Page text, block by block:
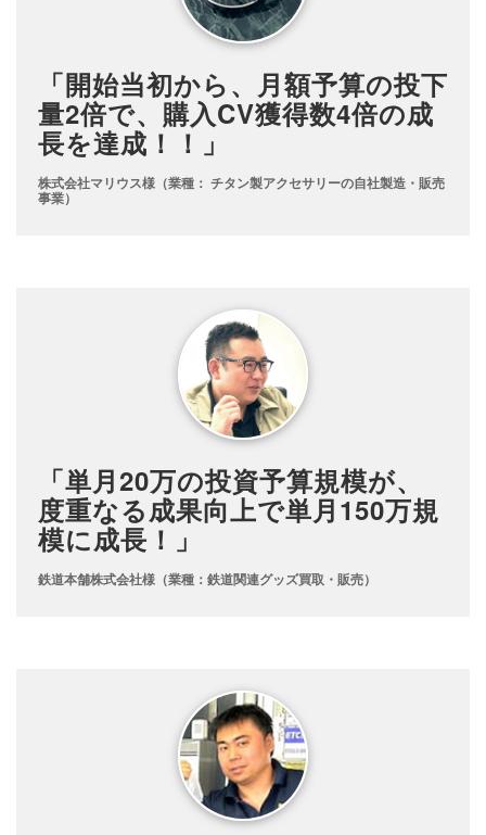
「開始当初から、月額予算の投下
量2倍で、購入CV獲得数4倍の成
長を達成！！」
株式会社マリウス様（業種： チタン製アクセサリーの自社製造・販売
事業）
「単月20万の投資予算規模が、
度重なる成果向上で単月150万規
模に成長！」
鉄道本舗株式会社様（業種：鉄道関連グッズ買取・販売）